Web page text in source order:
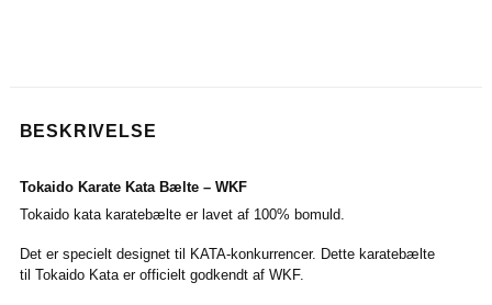
BESKRIVELSE
Tokaido Karate Kata Bælte – WKF
Tokaido kata karatebælte er lavet af 100% bomuld.
Det er specielt designet til KATA-konkurrencer. Dette karatebælte
til Tokaido Kata er officielt godkendt af WKF.